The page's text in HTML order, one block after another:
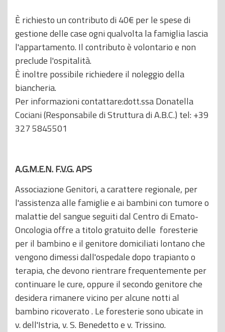
È richiesto un contributo di 40€ per le spese di
gestione delle case ogni qualvolta la famiglia lascia
l'appartamento. Il contributo è volontario e non
preclude l'ospitalità.
È inoltre possibile richiedere il noleggio della
biancheria.
Per informazioni contattare:dott.ssa Donatella
Cociani (Responsabile di Struttura di A.B.C.) tel: +39
327 5845501
A.G.M.E.N. F.V.G. APS
Associazione Genitori, a carattere regionale, per
l'assistenza alle famiglie e ai bambini con tumore o
malattie del sangue seguiti dal Centro di Emato-
Oncologia offre a titolo gratuito delle foresterie
per il bambino e il genitore domiciliati lontano che
vengono dimessi dall'ospedale dopo trapianto o
terapia, che devono rientrare frequentemente per
continuare le cure, oppure il secondo genitore che
desidera rimanere vicino per alcune notti al
bambino ricoverato . Le foresterie sono ubicate in
v. dell'Istria, v. S. Benedetto e v. Trissino.